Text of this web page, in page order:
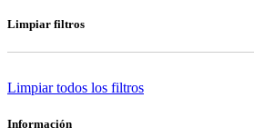
Limpiar filtros
Limpiar todos los filtros
Información